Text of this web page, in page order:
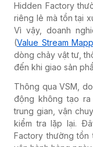
Hidden Factory
riêng lẻ mà tồn tại
Vì vậy, doanh
(Value Stream
dòng chảy vật tư,
đến khi giao sản
Thông qua VSM,
động không tạo
trung gian, vận
kiểm tra lặp lại.
Factory thường tồn